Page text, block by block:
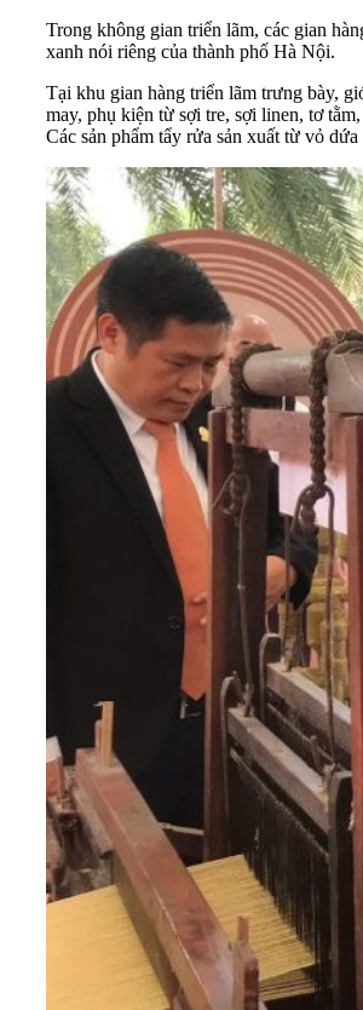
Trong không gian triển lãm, các gian
xanh nói riêng của thành phố Hà Nội.
Tại khu gian hàng triển lãm trưng bày,
may, phụ kiện từ sợi tre, sợi linen, tơ
Các sản phẩm tẩy rửa sản xuất từ vỏ